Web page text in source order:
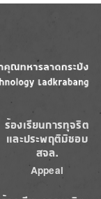
ร้องเรียนการทุจริต
และประพฤติมิชอบ
สจล.
Appeal